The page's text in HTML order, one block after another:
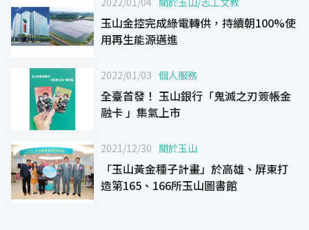
玉山金控完成綠電轉供，持續朝100%使
用再生能源邁進
2022/01/03 個人服務
全臺首發！ 玉山銀行「鬼滅之刃簽帳金
融卡 」集氣上市
2021/12/30 關於玉山
「玉山黃金種子計畫」於高雄、屏東打
造第165、166所玉山圖書館